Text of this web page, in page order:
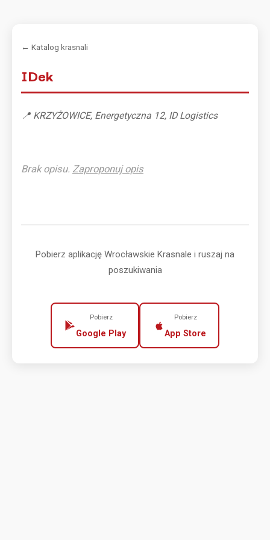
← Katalog krasnali
IDek
📍 KRZYŻOWICE, Energetyczna 12, ID Logistics
Brak opisu. Zaproponuj opis
Pobierz aplikację Wrocławskie Krasnale i ruszaj na
poszukiwania
Pobierz
Google Play
Pobierz
App Store